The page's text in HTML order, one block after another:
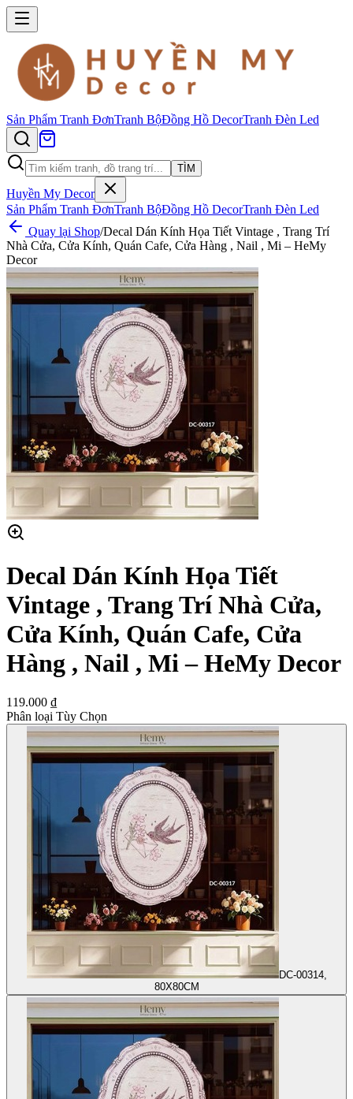
Sản Phẩm Tranh ĐơnTranh BộĐồng Hồ DecorTranh Đèn Led
TÌM
Huyền My Decor
Sản Phẩm Tranh ĐơnTranh BộĐồng Hồ DecorTranh Đèn Led
Quay lại Shop/Decal Dán Kính Họa Tiết Vintage , Trang Trí
Nhà Cửa, Cửa Kính, Quán Cafe, Cửa Hàng , Nail , Mi – HeMy
Decor
Decal Dán Kính Họa Tiết
Vintage , Trang Trí Nhà Cửa,
Cửa Kính, Quán Cafe, Cửa
Hàng , Nail , Mi – HeMy Decor
119.000 ₫
Phân loại Tùy Chọn
DC-00314,
80X80CM